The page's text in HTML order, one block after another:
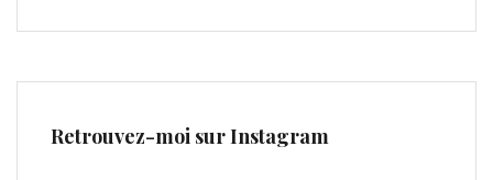
Retrouvez-moi sur Instagram